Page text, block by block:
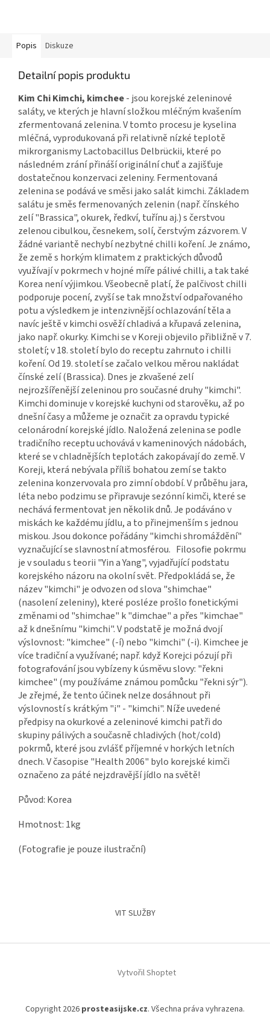
Popis Diskuze
Detailní popis produktu
Kim Chi Kimchi, kimchee- jsou korejské zeleninové
saláty, ve kterých je hlavní složkou mléčným kvašením
zfermentovaná zelenina. V tomto procesu je kyselina
mléčná, vyprodukovaná při relativně nízké teplotě
mikrorganismy Lactobacillus Delbrückii, které po
následném zrání přináší originální chuť a zajišťuje
dostatečnou konzervaci zeleniny. Fermentovaná
zelenina se podává ve směsi jako salát kimchi. Základem
salátu je směs fermenovaných zelenin (např. čínského
zelí "Brassica", okurek, ředkví, tuřínu aj.) s čerstvou
zelenou cibulkou, česnekem, solí, čerstvým zázvorem. V
žádné variantě nechybí nezbytné chilli koření. Je známo,
že země s horkým klimatem z praktických důvodů
využívají v pokrmech v hojné míře pálivé chilli, a tak také
Korea není výjimkou. Všeobecně platí, že palčivost chilli
podporuje pocení, zvyší se tak množství odpařovaného
potu a výsledkem je intenzivnější ochlazování těla a
navíc ještě v kimchi osvěží chladivá a křupavá zelenina,
jako např. okurky. Kimchi se v Koreji objevilo přibližně v 7.
století; v 18. století bylo do receptu zahrnuto i chilli
koření. Od 19. století se začalo velkou měrou nakládat
čínské zelí (Brassica). Dnes je zkvašené zelí
nejrozšířenější zeleninou pro současné druhy "kimchi".
Kimchi dominuje v korejské kuchyni od starověku, až po
dnešní časy a můžeme je označit za opravdu typické
celonárodní korejské jídlo. Naložená zelenina se podle
tradičního receptu uchovává v kameninových nádobách,
které se v chladnějších teplotách zakopávají do země. V
Koreji, která nebývala příliš bohatou zemí se takto
zelenina konzervovala pro zimní období. V průběhu jara,
léta nebo podzimu se připravuje sezónní kimči, které se
nechává fermentovat jen několik dnů. Je podáváno v
miskách ke každému jídlu, a to přinejmenším s jednou
miskou. Jsou dokonce pořádány "kimchi shromáždění"
vyznačující se slavnostní atmosférou. Filosofie pokrmu
je v souladu s teorii "Yin a Yang", vyjadřující podstatu
korejského názoru na okolní svět. Předpokládá se, že
název "kimchi" je odvozen od slova "shimchae"
(nasolení zeleniny), které posléze prošlo fonetickými
změnami od "shimchae" k "dimchae" a přes "kimchae"
až k dnešnímu "kimchi". V podstatě je možná dvojí
výslovnost: "kimchee" (-í) nebo "kimchi" (-i). Kimchee je
více tradiční a využívané; např. když Korejci pózují při
fotografování jsou vybízeny k úsměvu slovy: "řekni
kimchee" (my používáme známou pomůcku "řekni sýr").
Je zřejmé, že tento účinek nelze dosáhnout při
výslovností s krátkým "i" - "kimchi". Níže uvedené
předpisy na okurkové a zeleninové kimchi patři do
skupiny pálivých a současně chladivých (hot/cold)
pokrmů, které jsou zvlášť příjemné v horkých letních
dnech. V časopise "Health 2006" bylo korejské kimči
označeno za páté nejzdravější jídlo na světě!
Původ: Korea
Hmotnost: 1kg
(Fotografie je pouze ilustrační)
VIT SLUŽBY
Vytvořil Shoptet
Copyright 2026 prosteasijske.cz. Všechna práva vyhrazena.